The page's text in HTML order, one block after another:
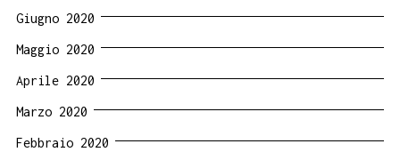
Giugno 2020
Maggio 2020
Aprile 2020
Marzo 2020
Febbraio 2020